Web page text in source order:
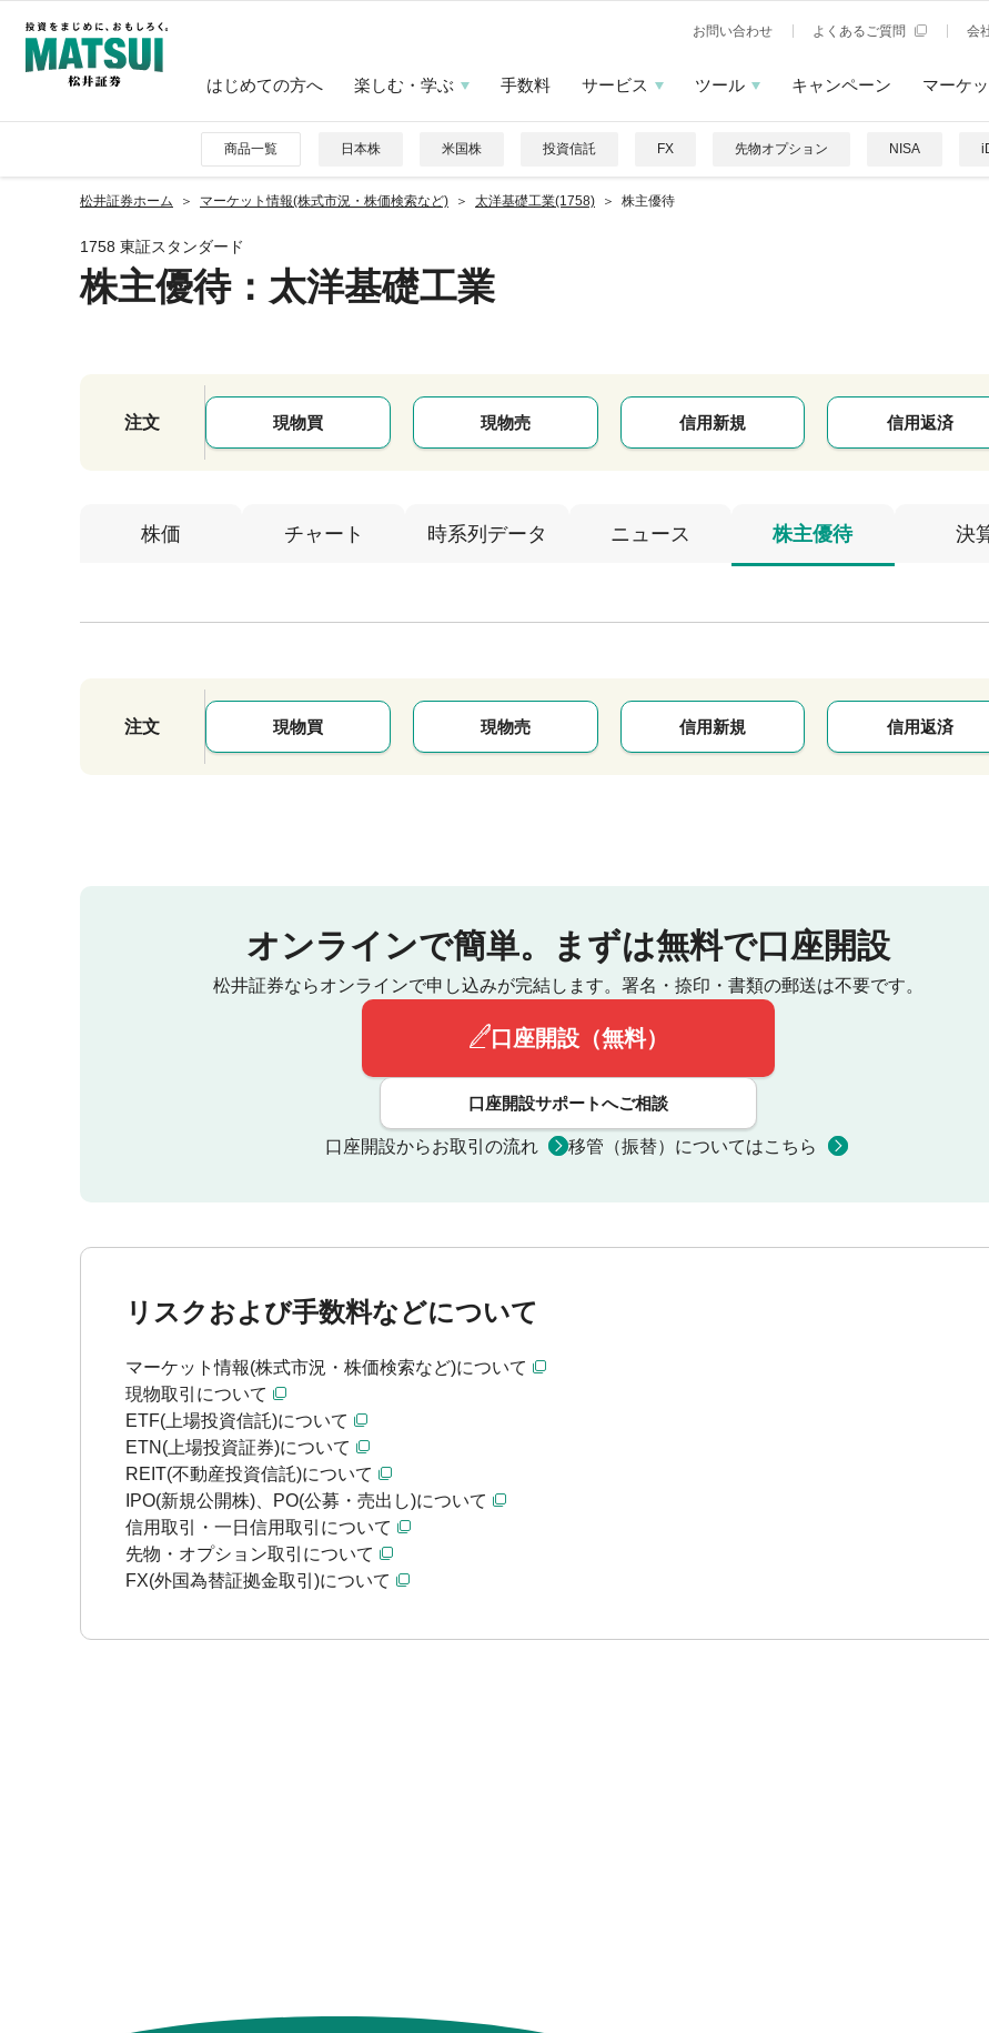
お問い合わせ よくあるご質問 会
はじめての方へ 楽しむ・学ぶ 手数料 サービス ツール キャンペーン マーケ
商品一覧 日本株 米国株 投資信託 FX 先物オプション NISA
松井証券ホーム マーケット情報(株式市況・株価検索など) 太洋基礎工業(1758) 株主優待
1758 東証スタンダード
株主優待：太洋基礎工業
注文 現物買 現物売 信用新規 信用返済
株価 チャート 時系列データ ニュース 株主優待 決
注文 現物買 現物売 信用新規 信用返済
オンラインで簡単。 まずは無料で口座開設
松井証券ならオンラインで申し込みが完結します。 署名・捺印・書類の郵送は不要です。
口座開設（無料）
口座開設サポートへご相談
口座開設からお取引の流れ 移管（振替）についてはこちら
リスクおよび手数料などについて
マーケット情報(株式市況・株価検索など)について
現物取引について
ETF(上場投資信託)について
ETN(上場投資証券)について
REIT(不動産投資信託)について
IPO(新規公開株)、PO(公募・売出し)について
信用取引・一日信用取引について
先物・オプション取引について
FX(外国為替証拠金取引)について